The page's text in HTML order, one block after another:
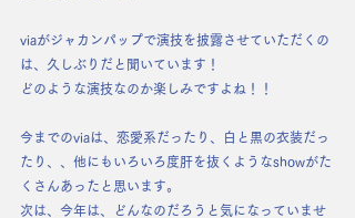
viaがジャカンパップで演技を披露させていただくの
は、久しぶりだと聞いています！
どのような演技なのか楽しみですよね！！
今までのviaは、恋愛系だったり、白と黒の衣装だっ
たり、、他にもいろいろ度肝を抜くようなshowがた
くさんあったと思います。
次は、今年は、どんなのだろうと気になっていませ